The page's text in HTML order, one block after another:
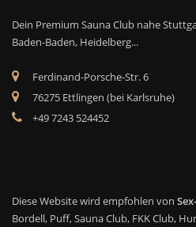
Dein Premium Sauna Club nahe
Baden-Baden, Heidelberg...
Ferdinand-Porsche-Str. 6
76275 Ettlingen (bei Karlsruhe)
+49 7243 524452
Diese Website wird empfohlen von
Bordell, Puff, Sauna Club, FKK Club,